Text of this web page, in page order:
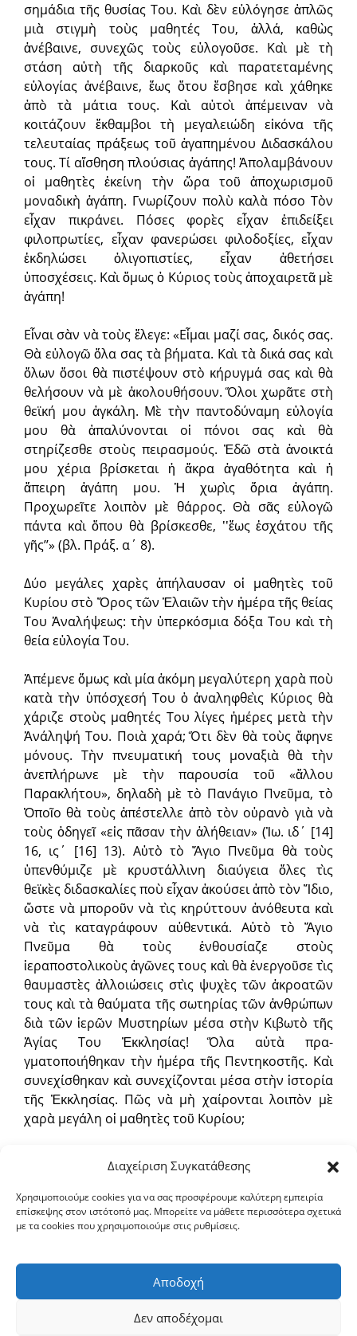
Διαχείριση Συγκατάθεσης
Χρησιμοποιούμε cookies για να σας προσφέρουμε καλύτερη εμπειρία
επίσκεψης στον ιστότοπό μας. Μπορείτε να μάθετε περισσότερα σχετικά
με τα cookies που χρησιμοποιούμε στις ρυθμίσεις.
Αποδοχή
Δεν αποδέχομαι
σημάδια τῆς θυσίας Του. Καὶ δὲν εὐλόγησε ἁπλῶς
μιὰ στιγμὴ τοὺς μαθητές Του, ἀλλά, καθὼς
ἀνέβαινε, συνεχῶς τοὺς εὐλογοῦσε. Καὶ μὲ τὴ
στάση αὐτὴ τῆς διαρκοῦς καὶ παρατεταμένης
εὐλογίας ἀ­νέ­βαινε, ἕως ὅτου ἔσβησε καὶ χάθηκε
ἀπὸ τὰ μάτια τους. Καὶ αὐτοὶ ἀπέμειναν νὰ
κοιτάζουν ἔκθαμβοι τὴ μεγαλειώδη εἰκόνα τῆς
τελευταίας πράξεως τοῦ ἀγαπημένου Διδασκάλου
τους. Τί αἴσθηση πλούσιας ἀγάπης! Ἀπολαμβάνουν
οἱ μαθητὲς ἐκείνη τὴν ὥρα τοῦ ἀποχωρισμοῦ
μοναδικὴ ἀγάπη. Γνωρίζουν πολὺ καλὰ πόσο Τὸν
εἶχαν πικράνει. Πόσες φορὲς εἶχαν ἐπιδείξει
φιλοπρωτίες, εἶχαν φανερώσει φιλοδοξίες, εἶχαν
ἐκδηλώσει ὀλιγοπιστίες, εἶχαν ἀθετήσει
ὑποσχέσεις. Καὶ ὅμως ὁ Κύριος τοὺς ἀποχαιρετᾶ μὲ
ἀγάπη!
Εἶναι σὰν νὰ τοὺς ἔλεγε: «Εἶμαι μαζί σας, δικός σας.
Θὰ εὐλογῶ ὅλα σας τὰ βήματα. Καὶ τὰ δικά σας καὶ
ὅλων ὅσοι θὰ πιστέψουν στὸ κήρυγμά σας καὶ θὰ
θελήσουν νὰ μὲ ἀκολουθήσουν. Ὅλοι χωρᾶτε στὴ
θεϊκή μου ἀγκάλη. Μὲ τὴν παντοδύναμη εὐλογία
μου θὰ ἁπαλύνον­ται οἱ πόνοι σας καὶ θὰ
στηρίζεσθε στοὺς πειρασμούς. Ἐδῶ στὰ ἀνοικτά
μου χέρια βρίσκεται ἡ ἄκρα ἀγαθότητα καὶ ἡ
ἄπειρη ἀγάπη μου. Ἡ χωρὶς ὅρια ἀγάπη.
Προχωρεῖτε λοιπὸν μὲ θάρρος. Θὰ σᾶς εὐλογῶ
πάντα καὶ ὅπου θὰ βρίσκεσθε, ʽʽἕως ἐσχάτου τῆς
γῆςʼʼ» (βλ. Πράξ. α΄ 8).
Δύο μεγάλες χαρὲς ἀπήλαυσαν οἱ μαθητὲς τοῦ
Κυρίου στὸ Ὄρος τῶν Ἐλαιῶν τὴν ἡμέρα τῆς θείας
Του Ἀναλήψεως: τὴν ὑπερκόσμια δόξα Του καὶ τὴ
θεία εὐλογία Του.
Ἀπέμενε ὅμως καὶ μία ἀκόμη μεγαλύτερη χαρὰ ποὺ
κατὰ τὴν ὑπόσχεσή Του ὁ ἀναληφθεὶς Κύριος θὰ
χάριζε στοὺς μαθητές Του λίγες ἡμέρες μετὰ τὴν
Ἀνάληψή Του. Ποιὰ χαρά; Ὅτι δὲν θὰ τοὺς ἄφηνε
μόνους. Τὴν πνευματική τους μοναξιὰ θὰ τὴν
ἀνεπλήρωνε μὲ τὴν παρουσία τοῦ «ἄλλου
Παρακλήτου», δηλαδὴ μὲ τὸ Παν­άγιο Πνεῦμα, τὸ
Ὁποῖο θὰ τοὺς ἀπέστελλε ἀπὸ τὸν οὐρανὸ γιὰ νὰ
τοὺς ὁδηγεῖ «εἰς πᾶσαν τὴν ἀλήθειαν» (Ἰω. ιδ΄ [14]
16, ις΄ [16] 13). Αὐτὸ τὸ Ἅγιο Πνεῦμα θὰ τοὺς
ὑπενθύμιζε μὲ κρυστάλλινη διαύγεια ὅλες τὶς
θεϊκὲς διδασκαλίες ποὺ εἶχαν ἀκούσει ἀπὸ τὸν Ἴδιο,
ὥστε νὰ μποροῦν νὰ τὶς κηρύττουν ἀνόθευτα καὶ
νὰ τὶς ­καταγράφουν αὐθεντικά. Αὐτὸ τὸ Ἅγιο
Πνεῦμα θὰ τοὺς ἐνθουσίαζε στοὺς
ἱεραποστολικοὺς ἀγῶνες τους καὶ θὰ ἐνεργοῦσε τὶς
θαυμαστὲς ἀλλοιώσεις στὶς ψυ­χὲς τῶν ἀκροατῶν
τους καὶ τὰ θαύμα­τα τῆς σωτηρίας τῶν ἀνθρώπων
διὰ τῶν ἱερῶν Μυστηρίων μέσα στὴν Κιβωτὸ τῆς
Ἁγίας Του Ἐκκλησίας! Ὅλα αὐτὰ πρα­
γματοποιήθηκαν τὴν ἡμέρα τῆς Πεντηκοστῆς. Καὶ
συνε­χίσθηκαν καὶ συνεχίζον­ται μέσα στὴν ἱστορία
τῆς Ἐκκλησίας. Πῶς νὰ μὴ χαίρονται λοιπὸν μὲ
χαρὰ μεγάλη οἱ μαθητὲς τοῦ Κυρίου;
Ἂς χαροῦμε κι ἐμεῖς μαζί τους. Γιατὶ μέσα στὴν
Ἁγία μας Ὀρθόδοξη Ἐκκλησία γευόμαστε καὶ ἐμεῖς
τὶς ἴδιες χαρές, τὰ πανάκριβα δῶρα τοῦ
ἀναληφθέντος Κυρίου: τὴν παντοδύναμη
προστασία Του, τὴν πλούσια εὐλογία Του, τὴν
Πηγή: https://www.osotir.org/2016/06/08/xar-megali-t-s-nalipseos/